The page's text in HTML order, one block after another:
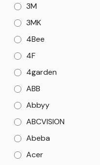
3M
3MK
4Bee
4F
4garden
ABB
Abbyy
ABCVISION
Abeba
Acer